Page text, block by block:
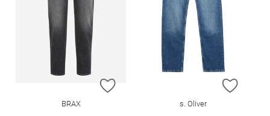
ZUR WUNSCHLISTE HINZUFÜGEN
BRAX
ZUR
s. Oliver